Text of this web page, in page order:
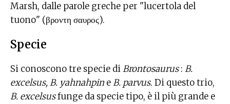
Marsh, dalle parole greche per "lucertola del
tuono" (βροντη σαυρος).
Specie
Si conoscono tre specie diBrontosaurus: B.
excelsus, B. yahnahpin eB. parvus. Di questo trio,
B. excelsusfunge da specie tipo, è il più grande e